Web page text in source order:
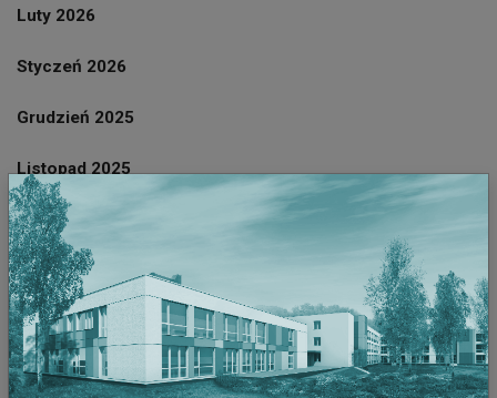
Luty 2026
Styczeń 2026
Grudzień 2025
Listopad 2025
Październik 2025
Wrzesień 2025
Sierpień 2025
Lipiec 2025